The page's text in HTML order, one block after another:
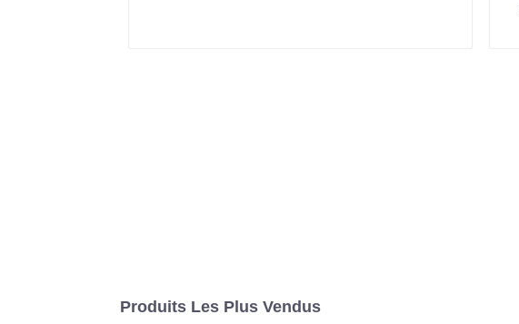
Produits Les Plus Vendus